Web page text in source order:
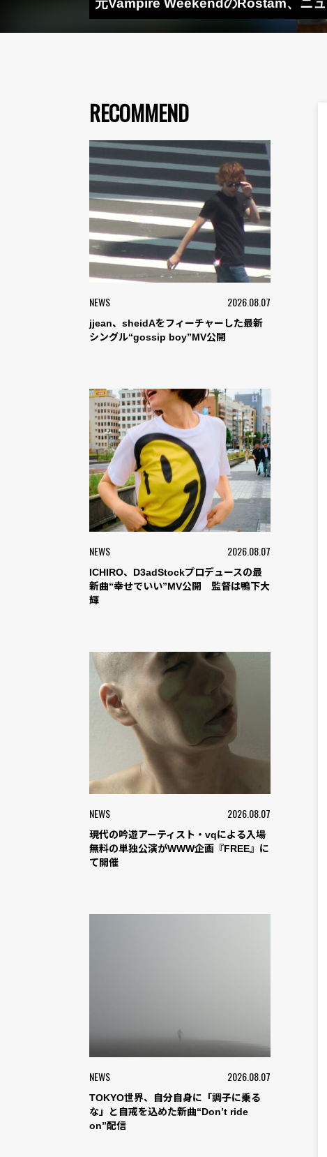
元Vampire WeekendのRostam、ニ
RECOMMEND
NEWS 2026.08.07
jjean、sheidAをフィーチャーした最新
シングル“gossip boy”MV公開
NEWS 2026.08.07
ICHIRO、D3adStockプロデュースの最
新曲“幸せでいい”MV公開 監督は鴨下大
輝
NEWS 2026.08.07
現代の吟遊アーティスト・vqによる入場
無料の単独公演がWWW企画『FREE』に
て開催
NEWS 2026.08.07
TOKYO世界、自分自身に「調子に乗る
な」と自戒を込めた新曲“Don’t ride
on”配信